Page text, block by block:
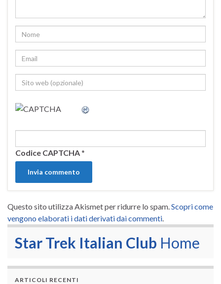
Codice CAPTCHA*
Questo sito utilizza Akismet per ridurre lo spam.Scopri come
vengono elaborati i dati derivati dai commenti.
Star Trek Italian Club Home
ARTICOLI RECENTI